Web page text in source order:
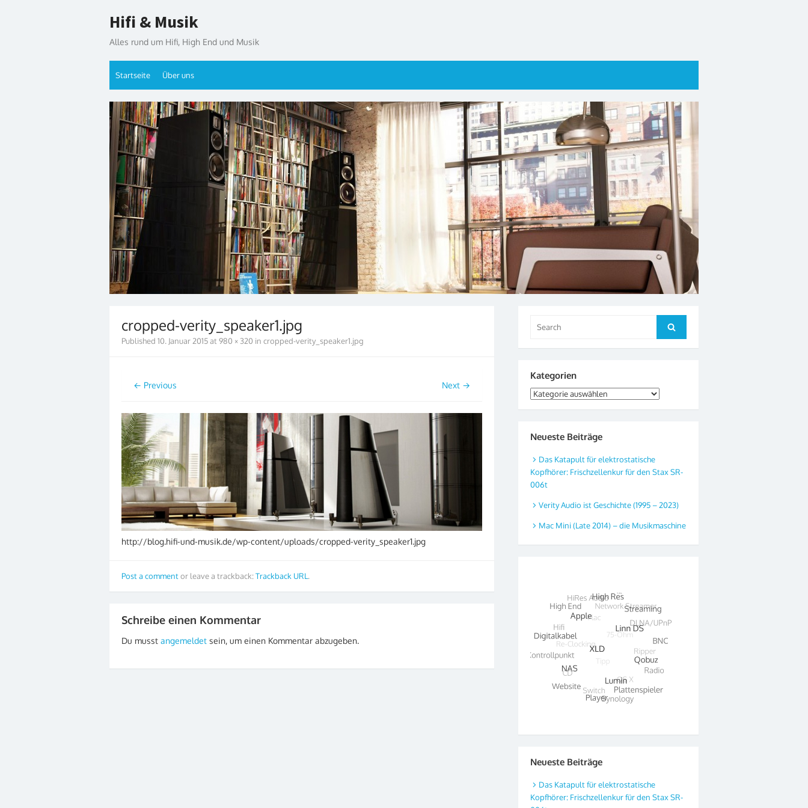
to
Hifi & Musik
Alles rund um Hifi, High End und Musik
Startseite Über uns
cropped-verity_speaker1.jpg
Published 10. Januar 2015at 980 × 320 in cropped-verity_speaker1.jpg
← Previous Next →
http://blog.hifi-und-musik.de/wp-content/uploads/cropped-verity_speaker1.jpg
Post a commentor leave a trackback:Trackback URL .
Schreibe einen Kommentar
Du musst angemeldet sein, um einen Kommentar abzugeben.
for:
Search
Kategorien
Kategorien
Neueste Beiträge
Das Katapult für elektrostatische
Kopfhörer: Frischzellenkur für den Stax SR-
006t
Verity Audio ist Geschichte (1995 – 2023)
Mac Mini (Late 2014) – die Musikmaschine
Neueste Beiträge
Das Katapult für elektrostatische
Kopfhörer: Frischzellenkur für den Stax SR-